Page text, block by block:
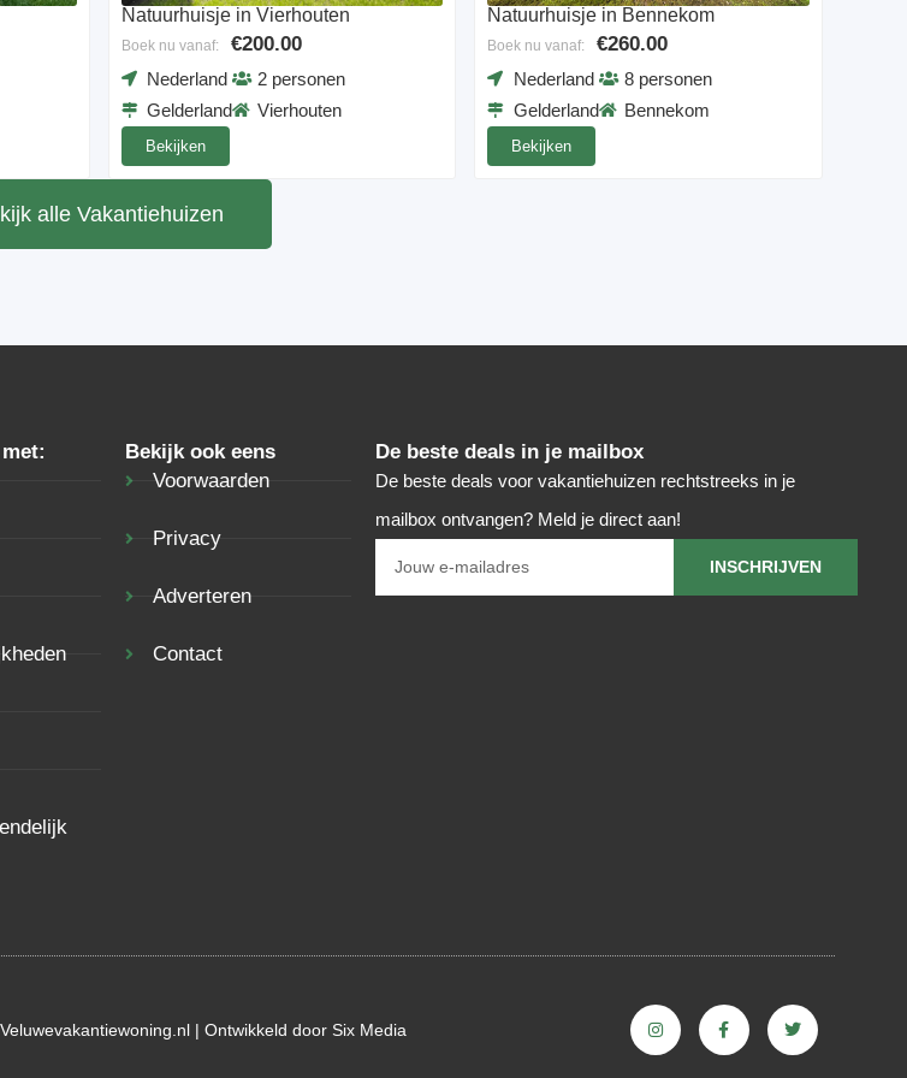
Natuurhuisje in Vierhouten
Boek nu vanaf: €200.00
Nederland
Gelderland
2 personen
Vierhouten
Bekijken
Natuurhuisje in Bennekom
Boek nu vanaf: €260.00
Nederland
Gelderland
8 personen
Bennekom
Bekijken
alle Vakantiehuizen
Bekijk ook eens
Voorwaarden
Privacy
Adverteren
Contact
De beste deals in je mailbox
De beste deals voor vakantiehuizen rechtstreeks in je
mailbox ontvangen? Meld je direct aan!
INSCHRIJVEN
| Ontwikkeld door Six Media